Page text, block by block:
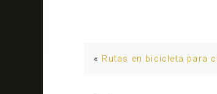
« Rutas en bicicleta para